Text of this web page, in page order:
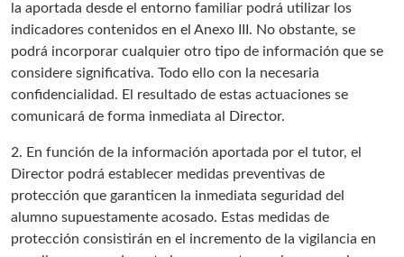
la aportada desde el entorno familiar podrá utilizar los
indicadores contenidos en el Anexo III. No obstante, se
podrá incorporar cualquier otro tipo de información que se
considere significativa. Todo ello con la necesaria
confidencialidad. El resultado de estas actuaciones se
comunicará de forma inmediata al Director.
2. En función de la información aportada por el tutor, el
Director podrá establecer medidas preventivas de
protección que garanticen la inmediata seguridad del
alumno supuestamente acosado. Estas medidas de
protección consistirán en el incremento de la vigilancia en